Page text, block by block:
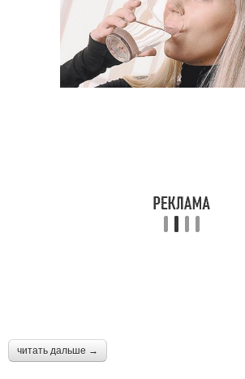
читать дальше →